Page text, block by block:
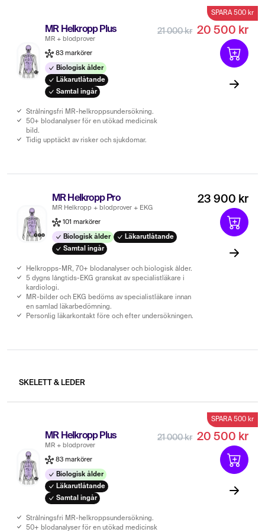
SPARA 500 kr
MR Helkropp Plus
MR + blodprover
83 markörer
Biologisk ålder
Läkarutlåtande
Samtal ingår
Strålningsfri MR-helkroppsundersökning.
50+ blodanalyser för en utökad medicinsk
bild.
Tidig upptäckt av risker och sjukdomar.
21 000 kr 20 500 kr
MR Helkropp Pro
MR Helkropp + blodprover + EKG
101 markörer
Biologisk ålder
Läkarutlåtande
Samtal ingår
Helkropps-MR, 70+ blodanalyser och biologisk ålder.
5 dygns långtids-EKG granskat av specialistläkare i
kardiologi.
MR-bilder och EKG bedöms av specialistläkare innan
en samlad läkarbedömning.
Personlig läkarkontakt före och efter undersökningen.
23 900 kr
SKELETT & LEDER
SPARA 500 kr
MR Helkropp Plus
MR + blodprover
83 markörer
Biologisk ålder
Läkarutlåtande
Samtal ingår
Strålningsfri MR-helkroppsundersökning.
50+ blodanalyser för en utökad medicinsk
21 000 kr 20 500 kr